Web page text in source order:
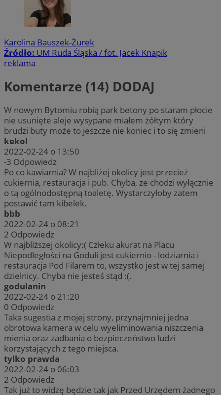
Karolina Bauszek-Żurek
Źródło: UM Ruda Śląska / fot. Jacek Knapik
reklama
Komentarze (14) DODAJ
W nowym Bytomiu robią park betony po staram płocie
nie usunięte aleje wysypane miałem żółtym który
brudzi buty może to jeszcze nie koniec i to się zmieni
kekol
2022-02-24 o 13:50
-3 Odpowiedz
Po co kawiarnia? W najbliżej okolicy jest przecież
cukiernia, restauracja i pub. Chyba, ze chodzi wyłącznie
o tą ogólnodostępną toaletę. Wystarczyłoby zatem
postawić tam kibelek.
bbb
2022-02-24 o 08:21
2 Odpowiedz
W najbliższej okolicy:( Człeku akurat na Placu
Niepodległości na Goduli jest cukiernio - lodziarnia i
restauracja Pod Filarem to, wszystko jest w tej samej
dzielnicy. Chyba nie jesteś stąd :(.
godulanin
2022-02-24 o 21:20
0 Odpowiedz
Taka sugestia z mojej strony, przynajmniej jedna
obrotowa kamera w celu wyeliminowania niszczenia
mienia oraz zadbania o bezpieczeństwo ludzi
korzystających z tego miejsca.
tylko prawda
2022-02-24 o 06:03
2 Odpowiedz
Tak już to widzę będzie tak jak Przed Urzędem żadnego